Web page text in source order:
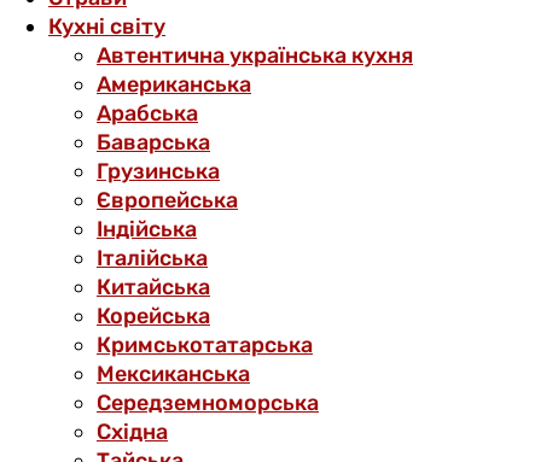
Кухні світу
Автентична українська кухня
Американська
Арабська
Баварська
Грузинська
Європейська
Індійська
Італійська
Китайська
Корейська
Кримськотатарська
Мексиканська
Середземноморська
Східна